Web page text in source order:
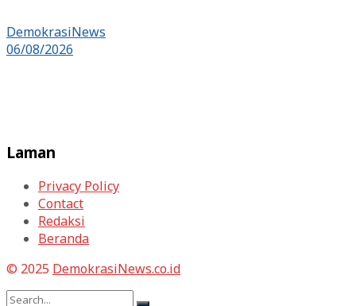
DemokrasiNews
06/08/2026
Laman
Privacy Policy
Contact
Redaksi
Beranda
© 2025 DemokrasiNews.co.id